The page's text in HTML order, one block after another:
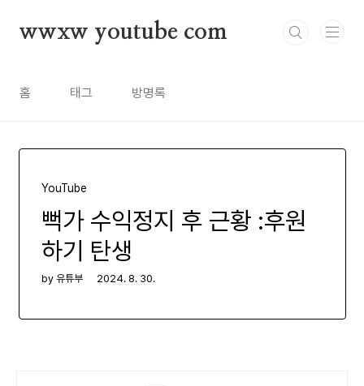
wwxw youtube com
홈 태그 방명록
YouTube
뻑가 수익정지 후 근황 :후원
하기 탄생
by 유튜부 2024. 8. 30.